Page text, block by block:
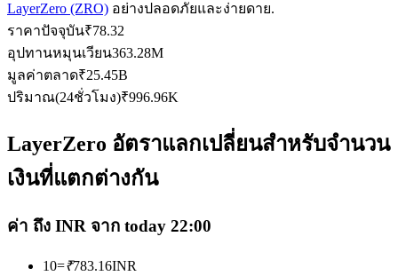
เป็นเทรดเดอร์คัดลอก
เพลิดเพลินกับการแบ่งปันผลกำไรและค่าคอมมิชชั่นการคัด
LayerZero (ZRO) อย่างปลอดภัยและง่ายดาย.
ราคาปัจจุบัน₹78.32
อุปทานหมุนเวียน363.28M
มูลค่าตลาด₹25.45B
ปริมาณ(24ชั่วโมง)₹996.96K
LayerZero อัตราแลกเปลี่ยนสำหรับจำนวน
เงินที่แตกต่างกัน
ค่า ถึง INR จาก today 22:00
10=₹783.16INR